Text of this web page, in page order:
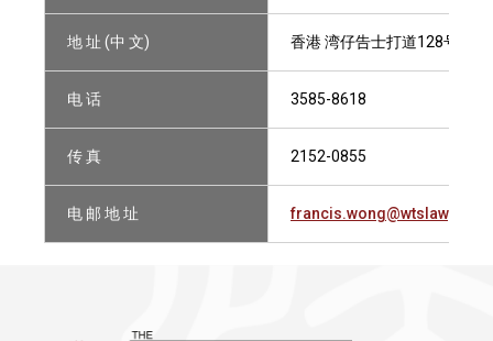
地 址 (中 文) 香港 湾仔告士打道128号祥
电 话 3585-8618
传 真 2152-0855
电 邮 地 址